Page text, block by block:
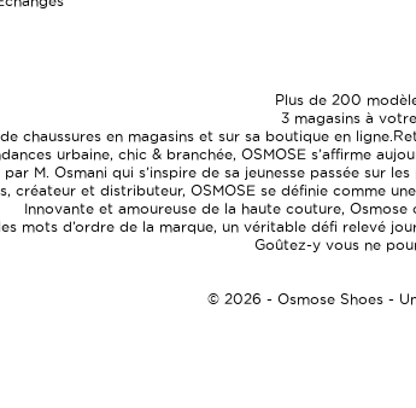
Plus de 200
3 magasins à
chaussures en magasins et sur sa boutique en
urbaine, chic & branchée, OSMOSE s’affirme
M. Osmani qui s’inspire de sa jeunesse passée sur
créateur et distributeur, OSMOSE se définie comme
Innovante et amoureuse de la haute couture,
mots d’ordre de la marque, un véritable défi relevé
Goûtez-y vous ne
© 2026 - Osmose Shoes -